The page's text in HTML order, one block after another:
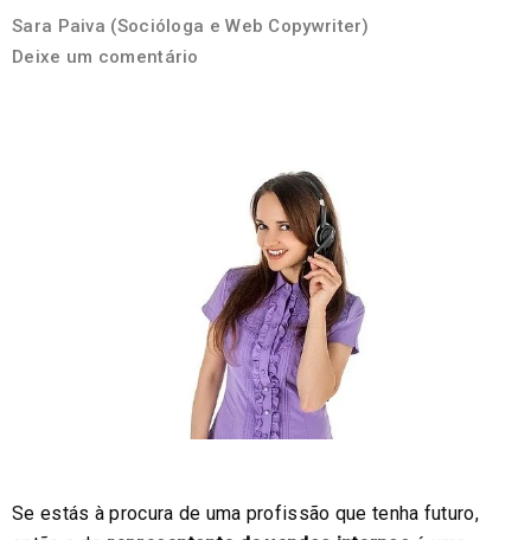
Sara Paiva (Socióloga e Web Copywriter)
Deixe um comentário
Se estás à procura de uma profissão que tenha futuro,